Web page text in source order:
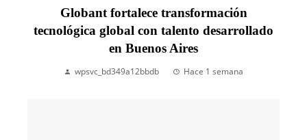
Globant fortalece transformación
tecnológica global con talento desarrollado
en Buenos Aires
wpsvc_bd349a12bbdb Hace 1 semana